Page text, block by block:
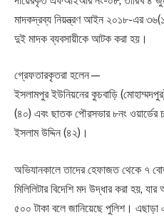
মাদকদ্রব্য নিয়ন্ত্রণ আইন ২০১৮-এর
দুই মাদক ব্যবসায়ীকে আটক করা হয়।
গ্রেফতারকৃতরা হলেন—
ইসলামপুর ইউনিয়নের কুচবাড়ি
(৪০) এবং ছাতক পৌরসভার ৮নং ওয়ার্ডের
ইসলাম উদ্দিন (৪২)।
অভিযানকালে তাদের হেফাজত থেকে ৭
মিলিলিটার বিদেশি মদ উদ্ধার করা হয়,
৫০০ টাকা বলে জানিয়েছে পুলিশ। এছাড়া